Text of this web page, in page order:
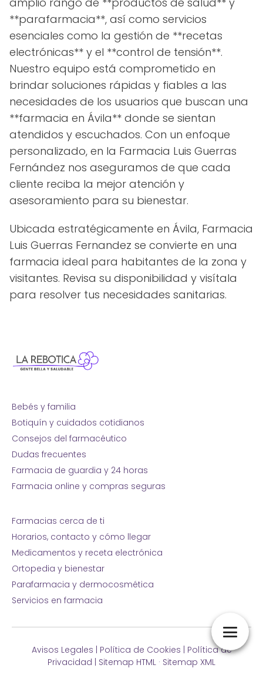
**parafarmacia**, así como servicios
esenciales como la gestión de **recetas
electrónicas** y el **control de tensión**.
Nuestro equipo está comprometido en
brindar soluciones rápidas y fiables a las
necesidades de los usuarios que buscan una
**farmacia en Ávila** donde se sientan
atendidos y escuchados. Con un enfoque
personalizado, en la Farmacia Luis Guerras
Fernández nos aseguramos de que cada
cliente reciba la mejor atención y
asesoramiento para su bienestar.
Ubicada estratégicamente en Ávila, Farmacia
Luis Guerras Fernandez se convierte en una
farmacia ideal para habitantes de la zona y
visitantes. Revisa su disponibilidad y visítala
para resolver tus necesidades sanitarias.
Bebés y familia
Botiquín y cuidados cotidianos
Consejos del farmacéutico
Dudas frecuentes
Farmacia de guardia y 24 horas
Farmacia online y compras seguras
Farmacias cerca de ti
Horarios, contacto y cómo llegar
Medicamentos y receta electrónica
Ortopedia y bienestar
Parafarmacia y dermocosmética
Servicios en farmacia
Avisos Legales | Política de Cookies | Política de
Privacidad | Sitemap HTML · Sitemap XML